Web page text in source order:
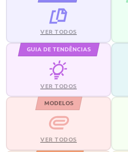
VER TODOS
GUIA DE TENDÊNCIAS
VER TODOS
MODELOS
VER TODOS